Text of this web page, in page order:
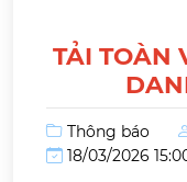
TẢI TOÀN
Thông báo
18/03/2026